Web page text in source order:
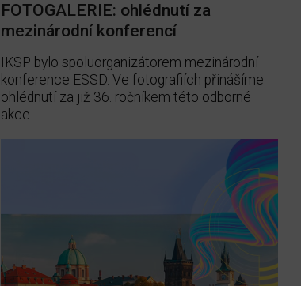
FOTOGALERIE: ohlédnutí za
mezinárodní konferencí
IKSP bylo spoluorganizátorem mezinárodní
konference ESSD. Ve fotografiích přinášíme
ohlédnutí za již 36. ročníkem této odborné
akce.